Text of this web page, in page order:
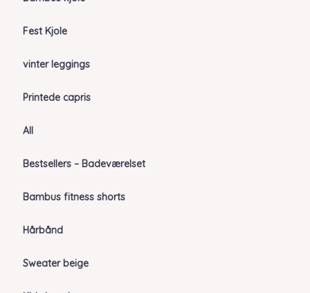
Fest Kjole
vinter leggings
Printede capris
All
Bestsellers – Badeværelset
Bambus fitness shorts
Hårbånd
Sweater beige